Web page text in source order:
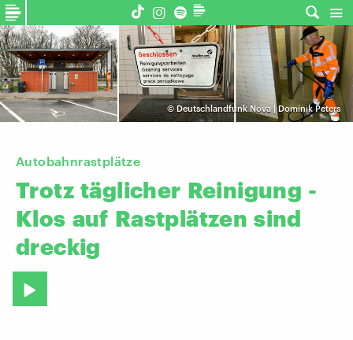
© Deutschlandfunk Nova | Dominik Peters
Autobahnrastplätze
Trotz täglicher Reinigung -
Klos auf Rastplätzen sind
dreckig